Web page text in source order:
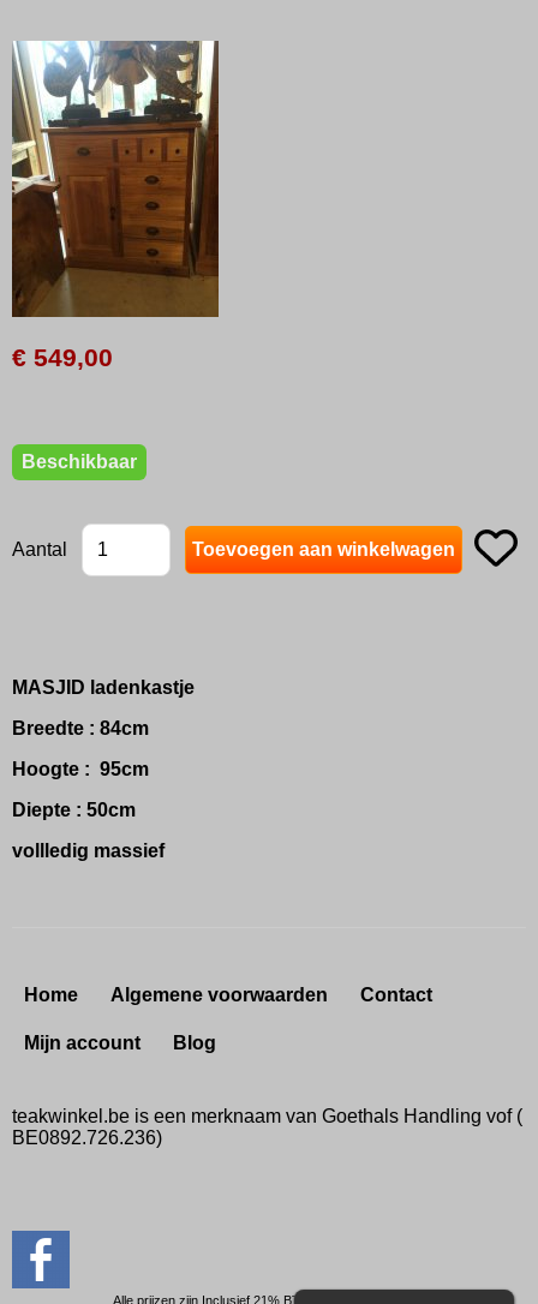
€ 549,00
Beschikbaar
Aantal
MASJID ladenkastje
Breedte : 84cm
Hoogte : 95cm
Diepte : 50cm
vollledig massief
Home Algemene voorwaarden Contact
Mijn account Blog
teakwinkel.be is een merknaam van Goethals Handling vof (
BE0892.726.236)
Alle prijzen zijn Inclusief 21% BTW -